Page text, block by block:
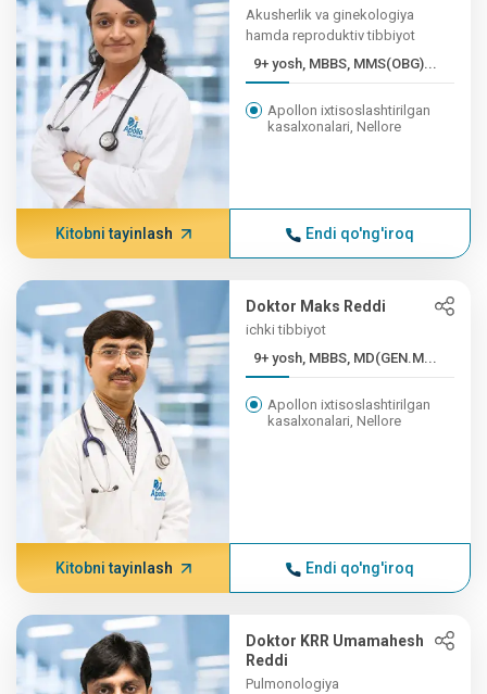
Akusherlik va ginekologiya
hamda reproduktiv tibbiyot
9+ yosh, MBBS, MMS(OBG)...
Apollon ixtisoslashtirilgan
kasalxonalari, Nellore
Kitobni tayinlash Endi qo'ng'iroq
Doktor Maks Reddi
ichki tibbiyot
9+ yosh, MBBS, MD(GEN.M...
Apollon ixtisoslashtirilgan
kasalxonalari, Nellore
Kitobni tayinlash Endi qo'ng'iroq
Doktor KRR Umamahesh
Reddi
Pulmonologiya